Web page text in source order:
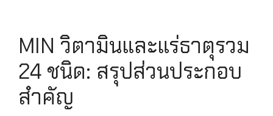
MIN วิตามินและแร่ธาตุรวม
24 ชนิด: สรุปส่วนประกอบ
สำคัญ